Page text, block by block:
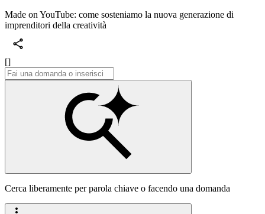
Made on YouTube: come sosteniamo la nuova generazione di
imprenditori della creatività
[]
Cerca liberamente per parola chiave o facendo una domanda